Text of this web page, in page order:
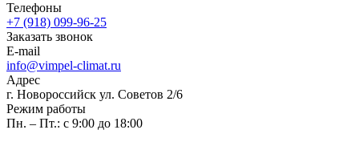
Телефоны
+7 (918) 099-96-25
Заказать звонок
E-mail
info@vimpel-climat.ru
Адрес
г. Новороссийск ул. Советов 2/6
Режим работы
Пн. – Пт.: с 9:00 до 18:00